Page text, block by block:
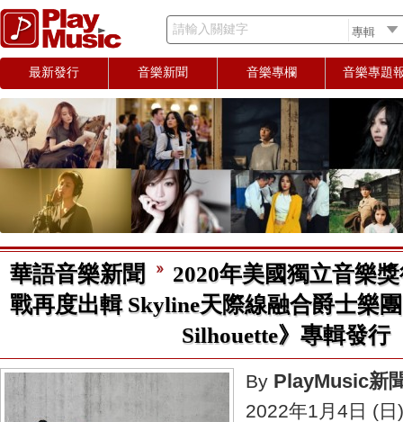
請輸入關鍵字
最新發行 音樂新聞 音樂專欄 音樂專題
華語音樂新聞
2020年美國獨立音樂
戰再度出輯 Skyline天際線融合爵士樂
Silhouette》專輯發行
By PlayMusic新
2022年1月4日 (日)